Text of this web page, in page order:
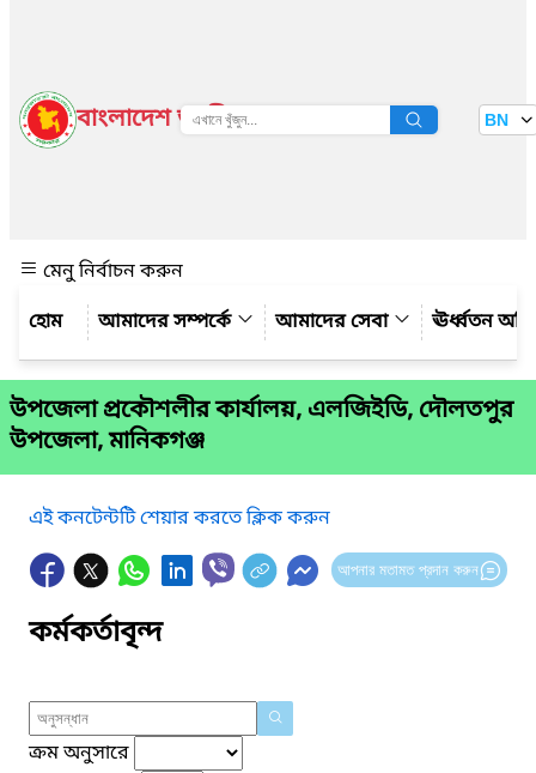
বাংলাদেশ জাতীয় তথ্য বাতায়ন BN
মেনু নির্বাচন করুন
আমাদের সম্পর্কে
আমাদের সেবা ঊর্ধ্বতন
উপজেলা প্রকৌশলীর কার্যালয়, এলজিইডি, দৌলতপুর
উপজেলা, মানিকগঞ্জ
এই কনটেন্টটি শেয়ার করতে ক্লিক করুন
আপনার মতামত প্রদান করুন
কর্মকর্তাবৃন্দ
ক্রম অনুসারে